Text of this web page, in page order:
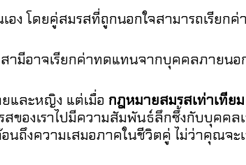
ง โดยคู่สมรสที่ถูกนอกใจสามารถเรียกค่
สามีอาจเรียกค่าทดแทนจากบุคคลภายนอ
และหญิง แต่เมื่อ กฎหมายสมรสเท่าเทียม
ของเราไปมีความสัมพันธ์ลึกซึ้งกับบุคคล
นถึงความเสมอภาคในชีวิตคู่ ไม่ว่าคุณจะ